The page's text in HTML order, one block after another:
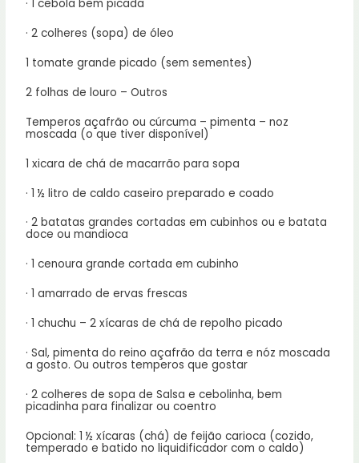
· 1 cebola bem picada
· 2 colheres (sopa) de óleo
1 tomate grande picado (sem sementes)
2 folhas de louro – Outros
Temperos açafrão ou cúrcuma – pimenta – noz
moscada (o que tiver disponível)
1 xicara de chá de macarrão para sopa
· 1 ½ litro de caldo caseiro preparado e coado
· 2 batatas grandes cortadas em cubinhos ou e batata
doce ou mandioca
· 1 cenoura grande cortada em cubinho
· 1 amarrado de ervas frescas
· 1 chuchu – 2 xícaras de chá de repolho picado
· Sal, pimenta do reino açafrão da terra e nóz moscada
a gosto. Ou outros temperos que gostar
· 2 colheres de sopa de Salsa e cebolinha, bem
picadinha para finalizar ou coentro
Opcional: 1 ½ xícaras (chá) de feijão carioca (cozido,
temperado e batido no liquidificador com o caldo)